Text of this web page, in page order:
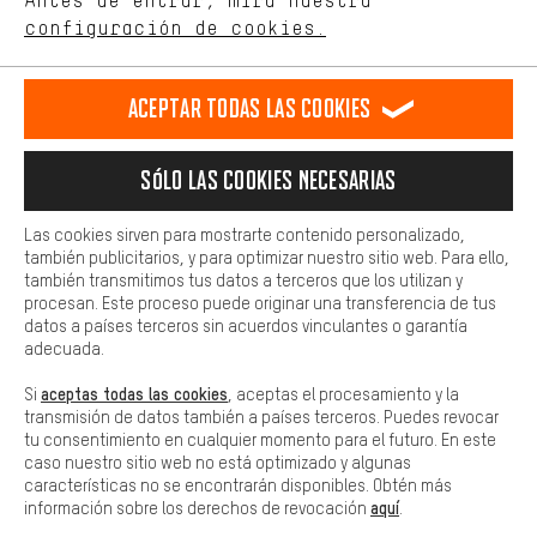
español
ES english
EN Deutsch
DE
RESCINDIR EL CONTRATO Comunidad de Aquisgrán Programa de afiliados
Aviso Legal Protección de datos Condiciones Generales
Plataforma de reportes Reciclaje de baterias
Configuración de las cookies Ajusta el contraste
Todos los precios indicados son en euros e sin MwSt, más
gastos de envío aEstados Unidos.
configuración de cookies.
comportamiento de compra.
Más confort
cookies de comodidad, creamos enlaces a plataformas de redes
sociales. Esto nos permite proporcionarle más contenido e
adicionales que le ayudarán a encontrar los productos adecuados.
preguntas de forma rápida y sencilla.
Básica
Las cookies básicas aseguran que puedas usar nuestro sitio web.
Aceptar todas las cookies
Sólo las cookies necesarias
Las cookies sirven para mostrarte contenido personalizado,
también publicitarios, y para optimizar nuestro sitio web. Para ello,
también transmitimos tus datos a terceros que los utilizan y
procesan. Este proceso puede originar una transferencia de tus
datos a países terceros sin acuerdos vinculantes o garantía
adecuada.
Si aceptas todas las cookies , aceptas el procesamiento y la
transmisión de datos también a países terceros. Puedes revocar
tu consentimiento en cualquier momento para el futuro. En este
caso nuestro sitio web no está optimizado y algunas
características no se encontrarán disponibles. Obtén más
información sobre los derechos de revocación aquí.